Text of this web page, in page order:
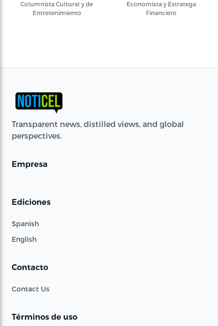
Columnista Cultural y de
Entretenimiento
Economista y Estratega
Financiero
Transparent news, distilled views, and global
perspectives.
Empresa
Ediciones
Spanish
English
Contacto
Contact Us
Términos de uso